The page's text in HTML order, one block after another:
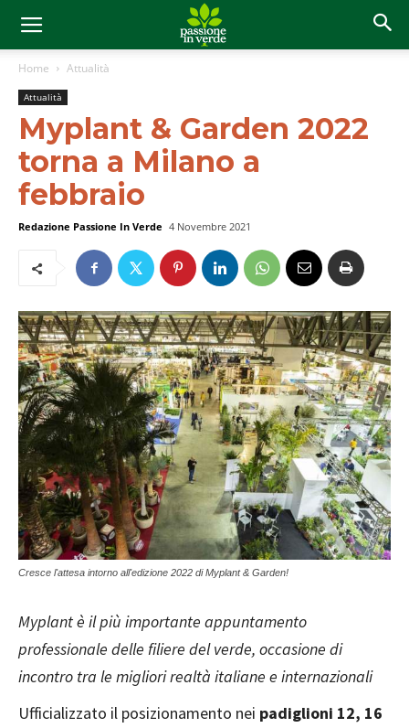
Home Attualità
Attualità
Myplant & Garden 2022
torna a Milano a
febbraio
Redazione Passione In Verde 4 Novembre 2021
Cresce l'attesa intorno all'edizione 2022 di Myplant & Garden!
Myplant è il più importante appuntamento
professionale delle filiere del verde, occasione di
incontro tra le migliori realtà italiane e internazionali
Ufficializzato il posizionamento nei padiglioni 12, 16